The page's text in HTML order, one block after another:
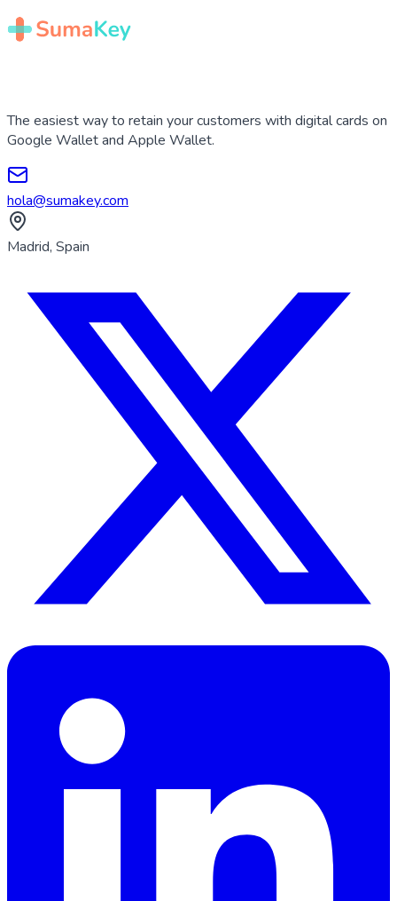
The easiest way to retain your customers with digital cards on
Google Wallet and Apple Wallet.
hola@sumakey.com
Madrid, Spain